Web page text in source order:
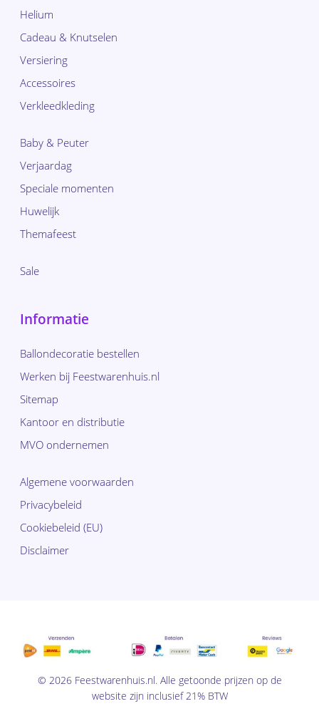
Helium
Cadeau & Knutselen
Versiering
Accessoires
Verkleedkleding
Baby & Peuter
Verjaardag
Speciale momenten
Huwelijk
Themafeest
Sale
Informatie
Ballondecoratie bestellen
Werken bij Feestwarenhuis.nl
Sitemap
Kantoor en distributie
MVO ondernemen
Algemene voorwaarden
Privacybeleid
Cookiebeleid (EU)
Disclaimer
© 2026 Feestwarenhuis.nl. Alle getoonde prijzen op de
website zijn inclusief 21% BTW